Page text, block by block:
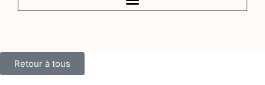
Retour à tous